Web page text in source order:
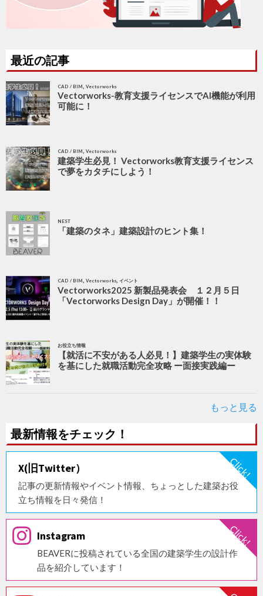
最近の記事
CAD / BIM Vectorworks
Vectorworks-教育支援ライセンスでAI機能が利用
可能に！
CAD / BIM Vectorworks
建築学生必見！ Vectorworks教育支援ライセンス
で夢をカタチにしよう！
NEST
「建築のタネ」建築設計のヒント集！
CAD / BIM Vectorworks, イベント
Vectorworks2025 新製品発表会 １２月５日
「Vectorworks Design Day」が開催！！
お役立ち情報
【就活に不安がある人必見！】建築学生の実体験
を基にした就職活動完全攻略 ー面接実践編ー
もっと見る
最新情報をチェック！
X(旧Twitter）
記事の更新情報やイベント情報、ちょっとした建築お役
立ち情報を日々発信！
Instagram
BEAVERに投稿されている全国の建築学生の設計作
品を紹介しています！